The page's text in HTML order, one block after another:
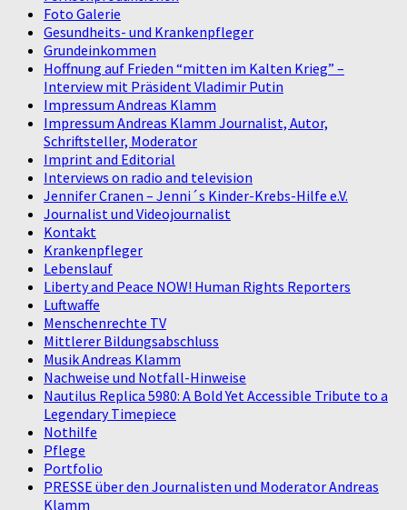
Foto Galerie
Gesundheits- und Krankenpfleger
Grundeinkommen
Hoffnung auf Frieden “mitten im Kalten Krieg” –
Interview mit Präsident Vladimir Putin
Impressum Andreas Klamm
Impressum Andreas Klamm Journalist, Autor,
Schriftsteller, Moderator
Imprint and Editorial
Interviews on radio and television
Jennifer Cranen – Jenni´s Kinder-Krebs-Hilfe e.V.
Journalist und Videojournalist
Kontakt
Krankenpfleger
Lebenslauf
Liberty and Peace NOW! Human Rights Reporters
Luftwaffe
Menschenrechte TV
Mittlerer Bildungsabschluss
Musik Andreas Klamm
Nachweise und Notfall-Hinweise
Nautilus Replica 5980: A Bold Yet Accessible Tribute to a
Legendary Timepiece
Nothilfe
Pflege
Portfolio
PRESSE über den Journalisten und Moderator Andreas
Klamm